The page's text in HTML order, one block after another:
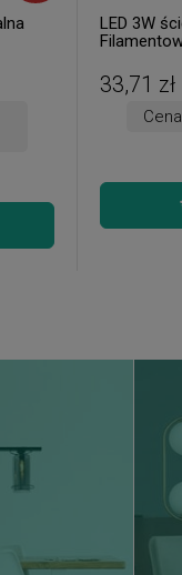
LED 3W
33,71 zł